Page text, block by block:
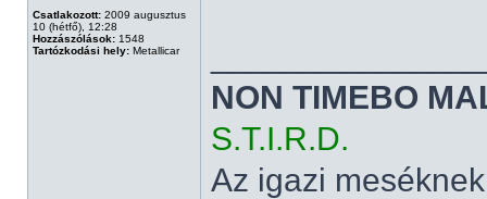
Csatlakozott: 2009 augusztus
10 (hétfő), 12:28
Hozzászólások: 1548
Tartózkodási hely: Metallicar
NON TIMEBO
S.T.I.R.D.
Az igazi